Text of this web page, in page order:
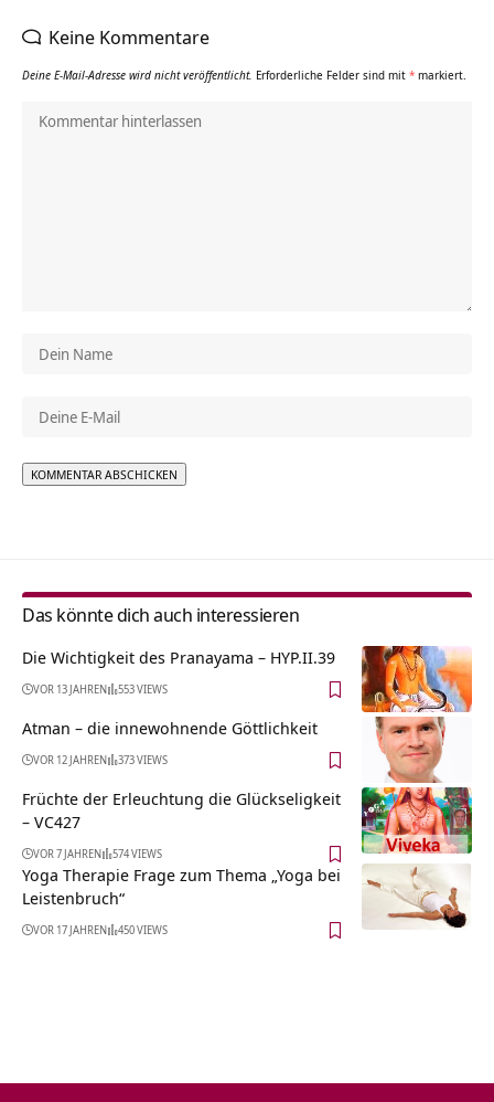
Keine Kommentare
Deine E-Mail-Adresse wird nicht veröffentlicht. Erforderliche Felder sind mit * markiert.
Das könnte dich auch interessieren
Die Wichtigkeit des Pranayama – HYP.II.39
VOR 13 JAHREN 553 VIEWS
Atman – die innewohnende Göttlichkeit
VOR 12 JAHREN 373 VIEWS
Früchte der Erleuchtung die Glückseligkeit
– VC427
VOR 7 JAHREN 574 VIEWS
Yoga Therapie Frage zum Thema „Yoga bei
Leistenbruch“
VOR 17 JAHREN 450 VIEWS